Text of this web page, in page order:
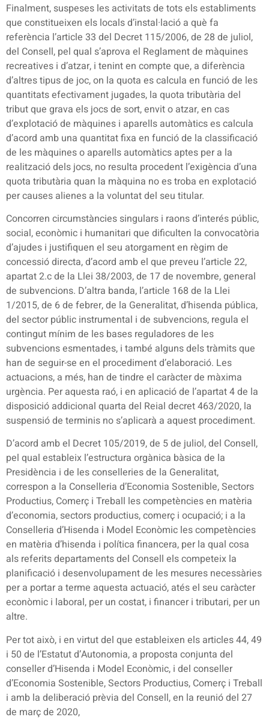
Finalment, suspeses les activitats de tots els establiments
que constitueixen els locals d’instal·lació a què fa
referència l’article 33 del Decret 115/2006, de 28 de juliol,
del Consell, pel qual s’aprova el Reglament de màquines
recreatives i d’atzar, i tenint en compte que, a diferència
d’altres tipus de joc, on la quota es calcula en funció de les
quantitats efectivament jugades, la quota tributària del
tribut que grava els jocs de sort, envit o atzar, en cas
d’explotació de màquines i aparells automàtics es calcula
d’acord amb una quantitat fixa en funció de la classificació
de les màquines o aparells automàtics aptes per a la
realització dels jocs, no resulta procedent l’exigència d’una
quota tributària quan la màquina no es troba en explotació
per causes alienes a la voluntat del seu titular.
Concorren circumstàncies singulars i raons d’interés públic,
social, econòmic i humanitari que dificulten la convocatòria
d’ajudes i justifiquen el seu atorgament en règim de
concessió directa, d’acord amb el que preveu l’article 22,
apartat 2.c de la Llei 38/2003, de 17 de novembre, general
de subvencions. D’altra banda, l’article 168 de la Llei
1/2015, de 6 de febrer, de la Generalitat, d’hisenda pública,
del sector públic instrumental i de subvencions, regula el
contingut mínim de les bases reguladores de les
subvencions esmentades, i també alguns dels tràmits que
han de seguir-se en el procediment d’elaboració. Les
actuacions, a més, han de tindre el caràcter de màxima
urgència. Per aquesta raó, i en aplicació de l’apartat 4 de la
disposició addicional quarta del Reial decret 463/2020, la
suspensió de terminis no s’aplicarà a aquest procediment.
D’acord amb el Decret 105/2019, de 5 de juliol, del Consell,
pel qual estableix l’estructura orgànica bàsica de la
Presidència i de les conselleries de la Generalitat,
correspon a la Conselleria d’Economia Sostenible, Sectors
Productius, Comerç i Treball les competències en matèria
d’economia, sectors productius, comerç i ocupació; i a la
Conselleria d’Hisenda i Model Econòmic les competències
en matèria d’hisenda i política financera, per la qual cosa
als referits departaments del Consell els competeix la
planificació i desenvolupament de les mesures necessàries
per a portar a terme aquesta actuació, atés el seu caràcter
econòmic i laboral, per un costat, i financer i tributari, per un
altre.
Per tot això, i en virtut del que estableixen els articles 44, 49
i 50 de l’Estatut d’Autonomia, a proposta conjunta del
conseller d’Hisenda i Model Econòmic, i del conseller
d’Economia Sostenible, Sectors Productius, Comerç i Treball
i amb la deliberació prèvia del Consell, en la reunió del 27
de març de 2020,